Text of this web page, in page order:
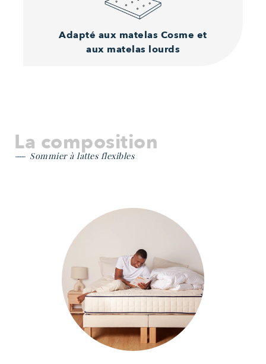
Adapté aux matelas Cosme et
aux matelas lourds
La composition
Sommier à lattes flexibles